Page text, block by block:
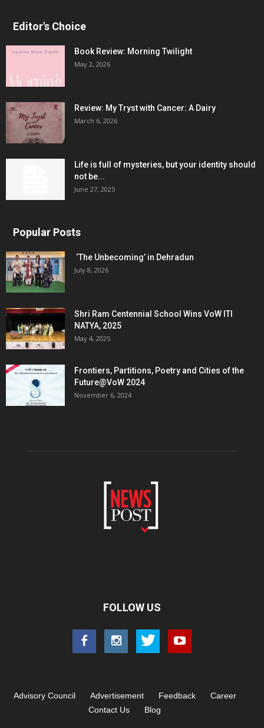
Editor's Choice
Book Review: Morning Twilight
May 2, 2026
Review: My Tryst with Cancer: A Dairy
March 6, 2026
Life is full of mysteries, but your identity should
not be...
June 27, 2025
Popular Posts
‘The Unbecoming’ in Dehradun
July 8, 2026
Shri Ram Centennial School Wins VoW ITI
NATYA, 2025
May 4, 2025
Frontiers, Partitions, Poetry and Cities of the
Future@VoW 2024
November 6, 2024
FOLLOW US
Advisory Council Advertisement Feedback
Career
Contact Us
Blog